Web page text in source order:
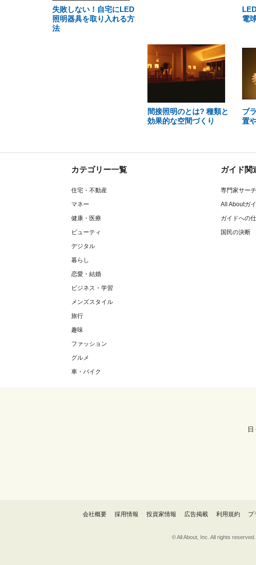
失敗しない！自宅にLED
照明器具を取り入れる方
法
電
間接照明のとは? 種類と
効果的な空間づくり
ブ
置
カテゴリー一覧
住宅・不動産
マネー
健康・医療
ビューティ
デジタル
暮らし
恋愛・結婚
ビジネス・学習
メンズスタイル
旅行
趣味
ファッション
グルメ
車・バイク
ガイド関
専門家サー
All Aboutガ
ガイドへの
国民の決断
会社概要 採用情報 投資家情報 広告掲載 利用規約 プ
© All About, Inc. All rights